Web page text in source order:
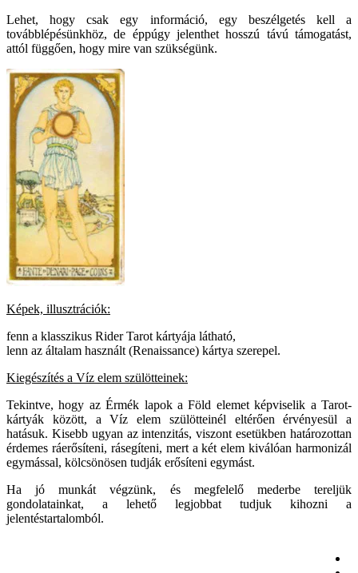
Lehet, hogy csak egy információ, egy beszélgetés kell a
továbblépésünkhöz, de éppúgy jelenthet hosszú távú támogatást,
attól függően, hogy mire van szükségünk.
Képek, illusztrációk:
fenn a klasszikus Rider Tarot kártyája látható,
lenn az általam használt (Renaissance) kártya szerepel.
Kiegészítés a Víz elem szülötteinek:
Tekintve, hogy az Érmék lapok a Föld elemet képviselik a Tarot-
kártyák között, a Víz elem szülötteinél eltérően érvényesül a
hatásuk. Kisebb ugyan az intenzitás, viszont esetükben határozottan
érdemes ráerősíteni, rásegíteni, mert a két elem kiválóan harmonizál
egymással, kölcsönösen tudják erősíteni egymást.
Ha jó munkát végzünk, és megfelelő mederbe tereljük
gondolatainkat, a lehető legjobbat tudjuk kihozni a
jelentéstartalomból.